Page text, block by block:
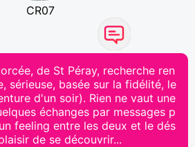
CR07
de St Péray, recherche ren
sérieuse, basée sur la fidélité, le
d'un soir). Rien ne vaut une
échanges par messages p
feeling entre les deux et le dés
de se découvrir...